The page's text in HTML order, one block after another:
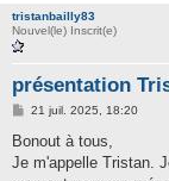
tristanbailly83
Nouvel(le) Inscrit(e)
présentation
M
s
a
21 juil. 2025, 18:20
Bonout à tous,
Je m'appelle Tristan.